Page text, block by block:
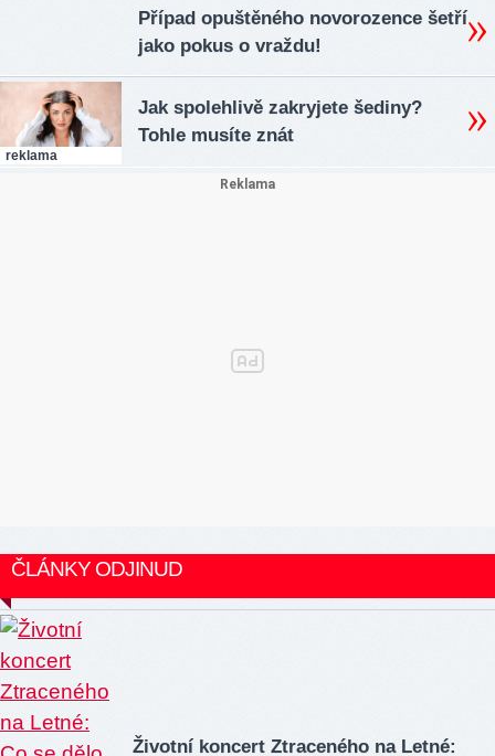
Případ opuštěného novorozence šetří
jako pokus o vraždu!
reklama
Jak spolehlivě zakryjete šediny?
Tohle musíte znát
ČLÁNKY ODJINUD
Životní koncert Ztraceného na Letné: